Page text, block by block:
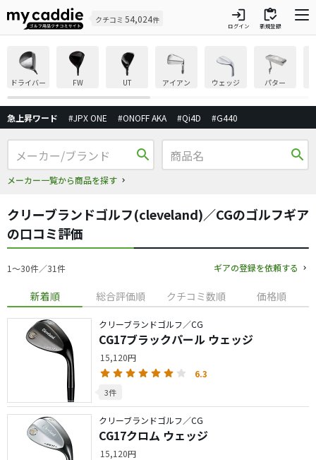
クチコミ 54,024件 login
ログイン
inventory
新規登録
ドライバー FW UT アイアン ウェッジ パター
急上昇ワード #JPX ONE #ONOFF AKA #Qi4D #G440
search
メーカー一覧から商品を探す
search
クリーブランドゴルフ(cleveland)／CGのゴルフギア
の口コミ評価
1〜30件／31件 ギアの登録を依頼する
新着順 総合評価順 クチコミ数順 価格順
クリーブランドゴルフ／CG
CG17ブラックパール ウェッジ
15,120円
6.3
3件
クリーブランドゴルフ／CG
CG17クロム ウェッジ
15,120円